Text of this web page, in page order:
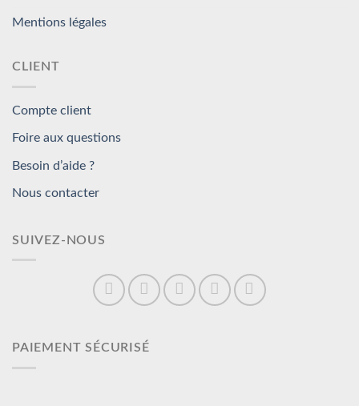
Mentions légales
CLIENT
Compte client
Foire aux questions
Besoin d’aide ?
Nous contacter
SUIVEZ-NOUS
PAIEMENT SÉCURISÉ